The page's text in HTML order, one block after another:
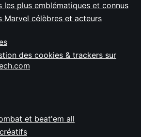
les plus emblématiques et connus
Marvel célèbres et acteurs
des cookies & trackers sur
et beat'em all